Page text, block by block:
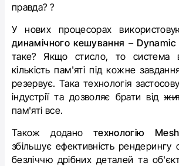
правда? ?
У нових процесорах
динамічного кешування – Dynamic
таке? Якщо стисло, то система
кількість пам'яті під кожне завдання
резервує. Така технологія
індустрії та дозволяє брати від
пам'яті все.
Також додано технологію
збільшує ефективність рендерингу
безліччю дрібних деталей та